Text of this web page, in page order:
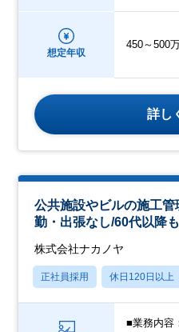
想定年収
450～500
詳し
公共施設やビルの施工
勤・出張なし/60代以降も
株式会社ナカノヤ
正社員採用 休日120日以上
■業務内容